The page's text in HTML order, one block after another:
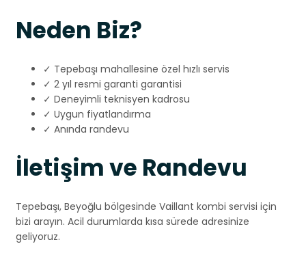
Neden Biz?
✓ Tepebaşı mahallesine özel hızlı servis
✓ 2 yıl resmi garanti garantisi
✓ Deneyimli teknisyen kadrosu
✓ Uygun fiyatlandırma
✓ Anında randevu
İletişim ve Randevu
Tepebaşı, Beyoğlu bölgesinde Vaillant kombi servisi için
bizi arayın. Acil durumlarda kısa sürede adresinize
geliyoruz.